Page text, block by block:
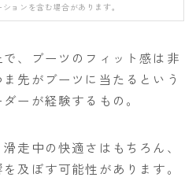
ョンを含む場合があります。
、ブーツのフィット感は非
先がブーツに当たるという
ーが経験するもの。
走中の快適さはもちろん、
及ぼす可能性があります。